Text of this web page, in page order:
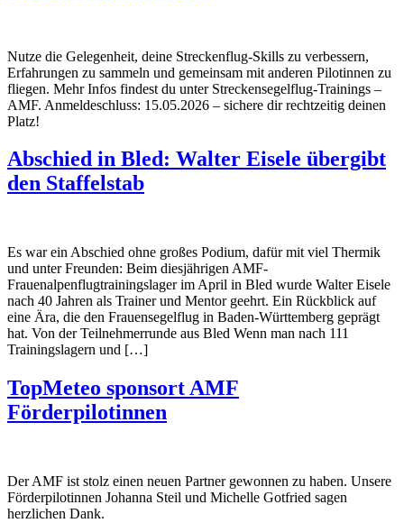
Nutze die Gelegenheit, deine Streckenflug-Skills zu verbessern,
Erfahrungen zu sammeln und gemeinsam mit anderen Pilotinnen zu
fliegen. Mehr Infos findest du unter Streckensegelflug-Trainings –
AMF. Anmeldeschluss: 15.05.2026 – sichere dir rechtzeitig deinen
Platz!
Abschied in Bled: Walter Eisele übergibt
den Staffelstab
Es war ein Abschied ohne großes Podium, dafür mit viel Thermik
und unter Freunden: Beim diesjährigen AMF-
Frauenalpenflugtrainingslager im April in Bled wurde Walter Eisele
nach 40 Jahren als Trainer und Mentor geehrt. Ein Rückblick auf
eine Ära, die den Frauensegelflug in Baden-Württemberg geprägt
hat. Von der Teilnehmerrunde aus Bled Wenn man nach 111
Trainingslagern und […]
TopMeteo sponsort AMF
Förderpilotinnen
Der AMF ist stolz einen neuen Partner gewonnen zu haben. Unsere
Förderpilotinnen Johanna Steil und Michelle Gotfried sagen
herzlichen Dank.